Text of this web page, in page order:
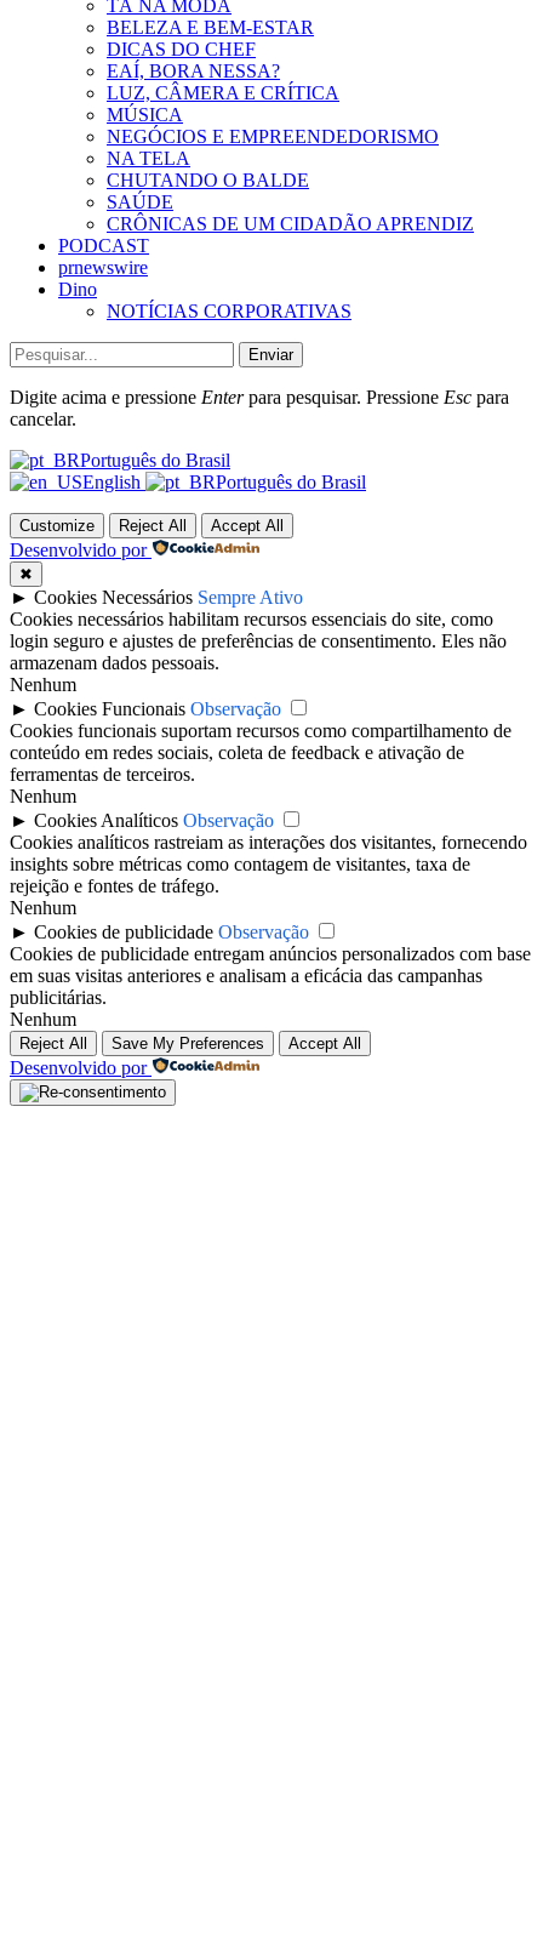
TÁ NA MODA
BELEZA E BEM-ESTAR
DICAS DO CHEF
EAÍ, BORA NESSA?
LUZ, CÂMERA E CRÍTICA
MÚSICA
NEGÓCIOS E EMPREENDEDORISMO
NA TELA
CHUTANDO O BALDE
SAÚDE
CRÔNICAS DE UM CIDADÃO APRENDIZ
PODCAST
prnewswire
Dino
NOTÍCIAS CORPORATIVAS
Enviar
Digite acima e pressione Enterpara pesquisar. Pressione Esc para
cancelar.
Português do Brasil
English
Português do Brasil
Customize Reject All Accept All
Desenvolvido por
✖
► Cookies Necessários Sempre Ativo
Cookies necessários habilitam recursos essenciais do site, como
login seguro e ajustes de preferências de consentimento. Eles não
armazenam dados pessoais.
Nenhum
► Cookies Funcionais Observação
Cookies funcionais suportam recursos como compartilhamento de
conteúdo em redes sociais, coleta de feedback e ativação de
ferramentas de terceiros.
Nenhum
► Cookies Analíticos Observação
Cookies analíticos rastreiam as interações dos visitantes, fornecendo
insights sobre métricas como contagem de visitantes, taxa de
rejeição e fontes de tráfego.
Nenhum
► Cookies de publicidade Observação
Cookies de publicidade entregam anúncios personalizados com base
em suas visitas anteriores e analisam a eficácia das campanhas
publicitárias.
Nenhum
Reject All Save My Preferences Accept All
Desenvolvido por